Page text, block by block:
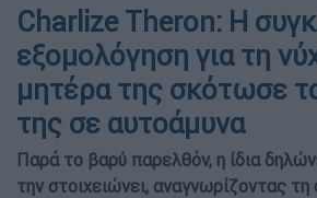
Charlize Theron: Η
εξομολόγηση για τη
μητέρα της σκότωσε
της σε αυτοάμυνα
Παρά το βαρύ παρελθόν, η ίδια
την στοιχειώνει, αναγνωρίζοντας